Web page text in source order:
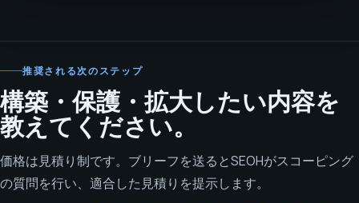
推奨される次のステップ
構築・保護・拡大したい内容を
教えてください。
価格は見積り制です。ブリーフを送るとSEOHがスコーピング
の質問を行い、適合した見積りを提示します。